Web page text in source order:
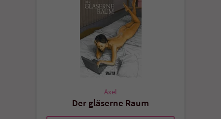
Axel
Der gläserne Raum